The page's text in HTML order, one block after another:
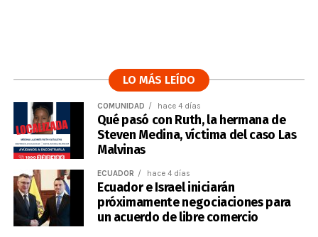
LO MÁS LEÍDO
COMUNIDAD hace 4 días
Qué pasó con Ruth, la hermana de
Steven Medina, víctima del caso Las
Malvinas
ECUADOR hace 4 días
Ecuador e Israel iniciarán
próximamente negociaciones para
un acuerdo de libre comercio